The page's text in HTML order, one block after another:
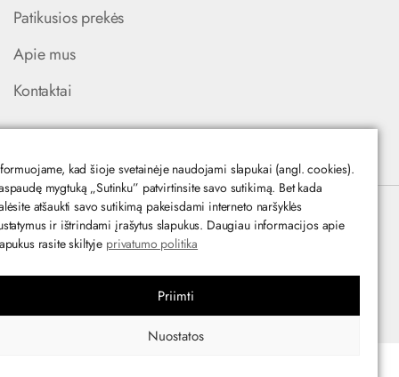
kad šioje svetainėje naudojami slapukai (angl. cookies).
mygtuką „Sutinku” patvirtinsite savo sutikimą. Bet kada
atšaukti savo sutikimą pakeisdami interneto naršyklės
ir ištrindami įrašytus slapukus. Daugiau informacijos apie
rasite skiltyje privatumo politika
Priimti
Nuostatos
Patikusios prekės
Apie mus
Kontaktai
Svetainę sukūrė:elnis.lt